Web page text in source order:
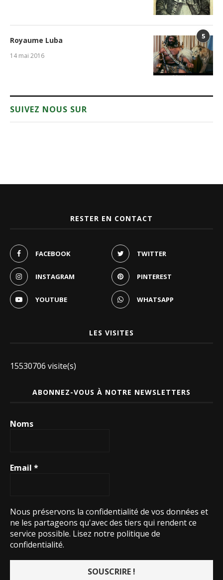
5
Royaume Luba
14 mai 2016
SUIVEZ NOUS SUR
RESTER EN CONTACT
FACEBOOK TWITTER
INSTAGRAM PINTEREST
YOUTUBE WHATSAPP
LES VISITES
15530706 visite(s)
ABONNEZ-VOUS À NOTRE NEWSLETTERS
Noms
Email *
Nous préservons la confidentialité de vos données et
ne les partageons qu'avec des tiers qui rendent ce
service possible. Lisez notre politique de
confidentialité.